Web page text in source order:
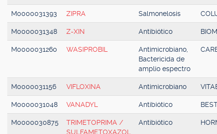
M0000031393 ZIPRA Salmonelosis
M0000031348 Z-XIN Antibiótico
M0000031260 WASIPROBIL
Antimicrobiano,
Bactericida de
amplio espectro
M0000031156 VIFLOXINA Antimicrobiano
M0000031048 VANADYL Antibiótico
M0000030875
TRIMETOPRIMA /
SULFAMETOXAZOL
Antibiótico